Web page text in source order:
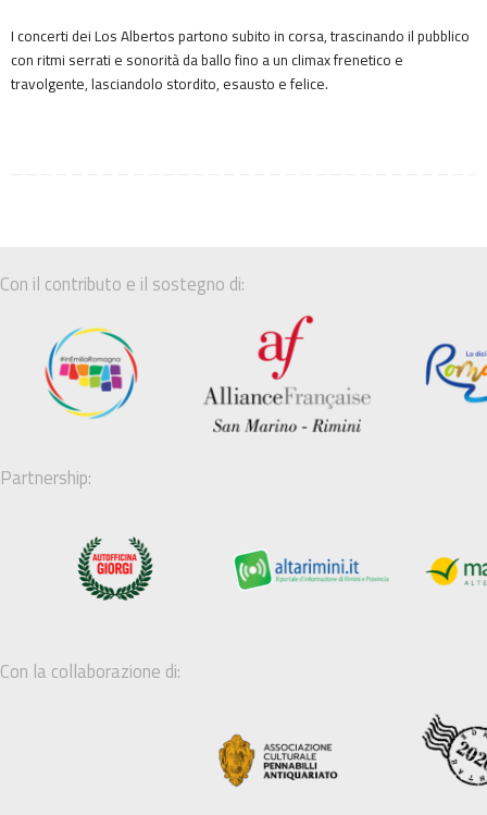
I concerti dei Los Albertos partono subito in corsa, trascinando il pubblico
con ritmi serrati e sonorità da ballo fino a un climax frenetico e
travolgente, lasciandolo stordito, esausto e felice.
Con il contributo e il sostegno di:
Partnership:
Con la collaborazione di: